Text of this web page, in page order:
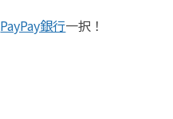
PayPay銀行一択！